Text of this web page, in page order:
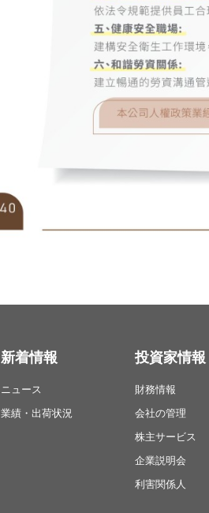
新着情報
ニュース
業績・出荷状況
投資家情報
財務情報
会社の管理
株主サービス
企業説明会
利害関係人